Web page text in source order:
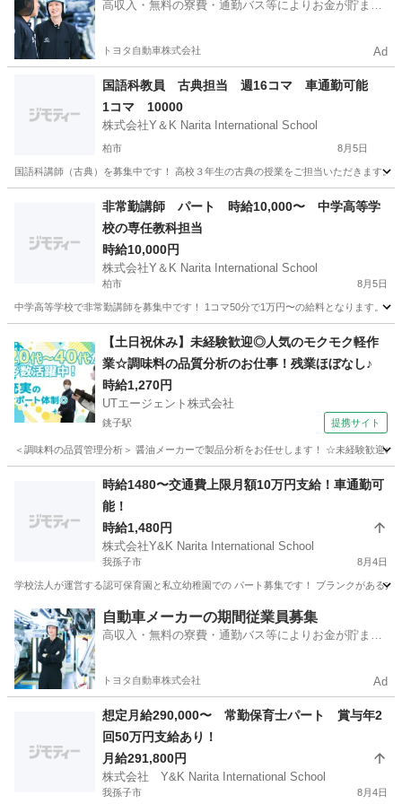
高収入・無料の寮費・通勤バス等によりお金が貯まり
トヨタ自動車株式会社 Ad
国語科教員 古典担当 週16コマ 車通勤可能
1コマ 10000
株式会社Y＆K Narita International School
柏市 8月5日
国語科講師（古典）を募集中です！ 高校３年生の古典の授業をご担当いただきます
その他 健保
非常勤講師 パート 時給10,000〜 中学高等学
校の専任教科担当
時給10,000円
株式会社Y＆K Narita International School
柏市 8月5日
中学高等学校で非常勤講師を募集中です！ 1コマ50分で1万円〜の給料となります。
その他 時給
【土日祝休み】未経験歓迎◎人気のモクモク軽作
業☆調味料の品質分析のお仕事！残業ほぼなし♪
時給1,270円
UTエージェント株式会社
銚子駅 提携サイト
＜調味料の品質管理分析＞ 醤油メーカーで製品分析をお任せします！ ☆未経験歓迎
銚子駅 その他
時給1480〜交通費上限月額10万円支給！車通勤可
能！
時給1,480円
株式会社Y&K Narita International School
我孫子市 8月4日
学校法人が運営する認可保育園と私立幼稚園での パート募集です！ ブランクがある
千葉 我孫子市 保育士 東京 豊島区 保育士
自動車メーカーの期間従業員募集
高収入・無料の寮費・通勤バス等によりお金が貯まり
トヨタ自動車株式会社 Ad
想定月給290,000〜 常勤保育士パート 賞与年2
回50万円支給あり！
月給291,800円
株式会社 Y&K Narita International School
我孫子市 8月4日